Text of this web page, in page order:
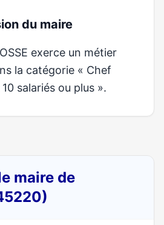
du maire
exerce un métier
la catégorie « Chef
salariés ou plus ».
maire de